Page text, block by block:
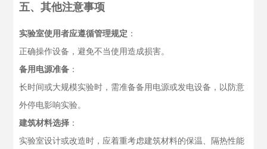
五、其他注意事项
实验室使用者应遵循管理规定 ：
正确操作设备，避免不当使用造成损害。
备用电源准备 ：
长时间或大规模实验时，需准备备用电源或发电设备，以防意
外停电影响实验。
建筑材料选择 ：
实验室设计或改造时，应着重考虑建筑材料的保温、隔热性能